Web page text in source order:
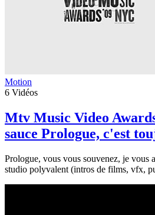
Motion
6 Vidéos
Mtv Music Video
sauce Prologue, c'est
Prologue, vous vous souvenez, je vous
studio polyvalent (intros de films, vfx,